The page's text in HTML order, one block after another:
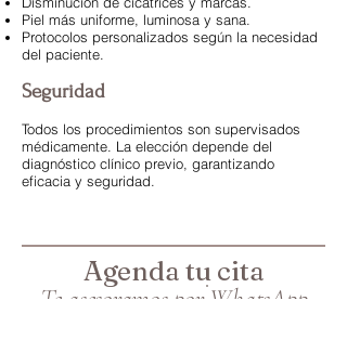
Piel más uniforme, luminosa y sana.
Protocolos personalizados según la necesidad
del paciente.
Seguridad
Todos los procedimientos son supervisados
médicamente. La elección depende del
diagnóstico clínico previo, garantizando
eficacia y seguridad.
Agenda tu cita
Te asesoramos por WhatsApp